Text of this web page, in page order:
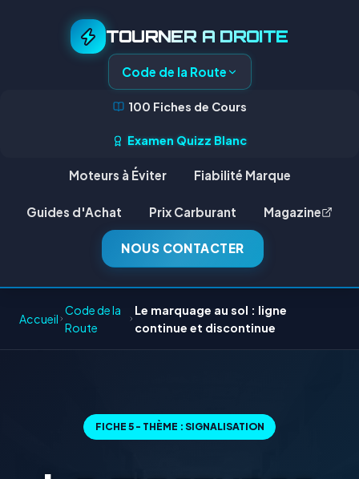
TOURNER A DROITE
Code de la Route
100 Fiches de Cours
Examen Quizz Blanc
Moteurs à Éviter Fiabilité Marque
Guides d'Achat Prix Carburant Magazine
NOUS CONTACTER
Accueil
Code de la
Route
Le marquage au sol : ligne
continue et discontinue
FICHE 5 - THÈME : SIGNALISATION